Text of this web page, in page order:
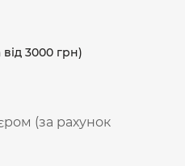
3000 грн)
(за рахунок